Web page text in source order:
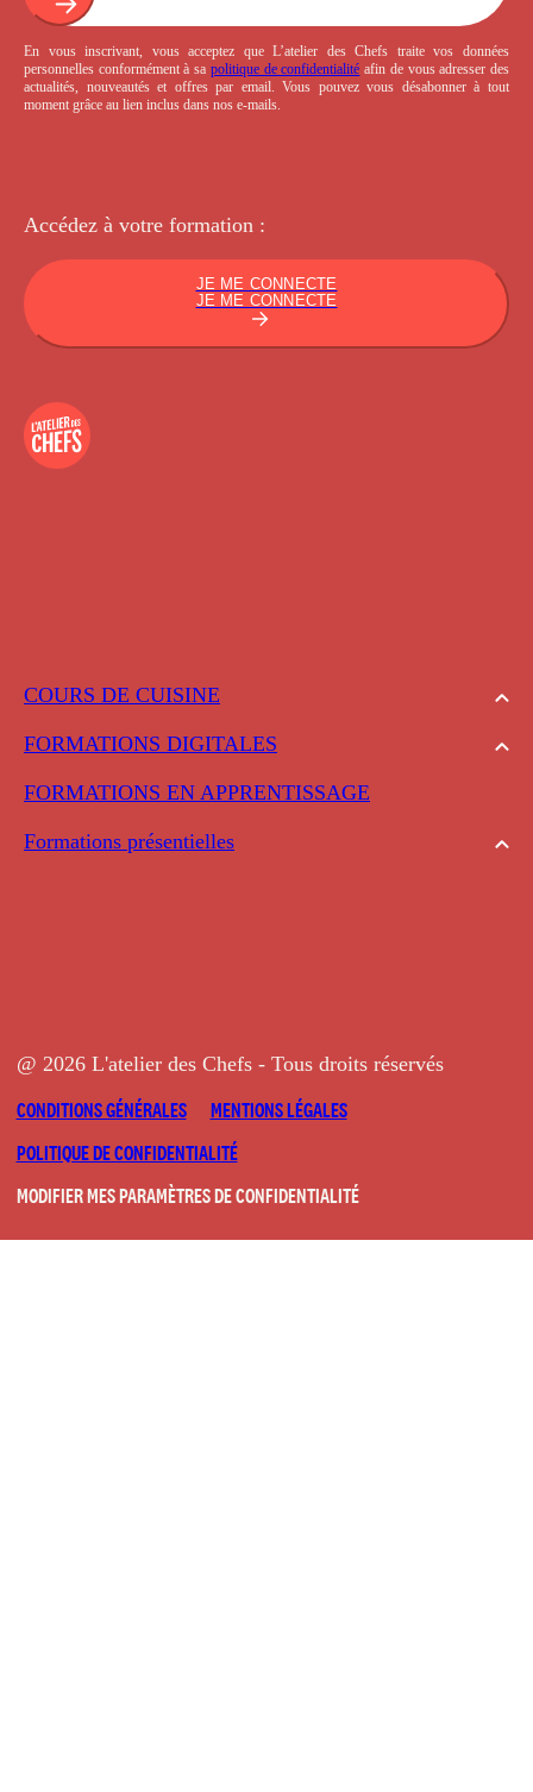
COURS DE CUISINE
FORMATIONS DIGITALES
FORMATIONS EN APPRENTISSAGE
Formations présentielles
En vous inscrivant, vous acceptez que L’atelier des Chefs traite vos données
personnelles conformément à sa politique de confidentialité afin de vous adresser des
actualités, nouveautés et offres par email. Vous pouvez vous désabonner à tout
moment grâce au lien inclus dans nos e-mails.
Accédez à votre formation :
JE ME CONNECTE
JE ME CONNECTE
@ 2026 L'atelier des Chefs - Tous droits réservés
CONDITIONS GÉNÉRALES
MENTIONS LÉGALES
POLITIQUE DE CONFIDENTIALITÉ
MODIFIER MES PARAMÈTRES DE CONFIDENTIALITÉ